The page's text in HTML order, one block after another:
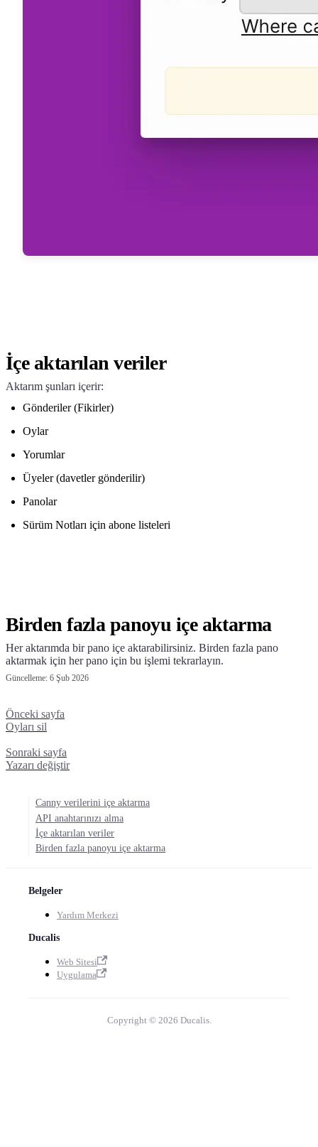
İçe aktarılan veriler
Aktarım şunları içerir:
Gönderiler (Fikirler)
Oylar
Yorumlar
Üyeler (davetler gönderilir)
Panolar
Sürüm Notları için abone listeleri
Birden fazla panoyu içe aktarma
Her aktarımda bir pano içe aktarabilirsiniz. Birden fazla pano
aktarmak için her pano için bu işlemi tekrarlayın.
Güncelleme: 6 Şub 2026
Önceki sayfa
Oyları sil
Sonraki sayfa
Yazarı değiştir
Canny verilerini içe aktarma
API anahtarınızı alma
İçe aktarılan veriler
Birden fazla panoyu içe aktarma
Belgeler
Yardım Merkezi
Ducalis
Web Sitesi
Uygulama
Copyright © 2026 Ducalis.